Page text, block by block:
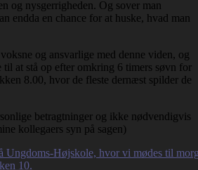
og nysgerrigheden. Og sover man
endda en chance for at huske, hvad man
og ansvarlige med denne viden, og
til at stå op efter omkring 6 timers søvn for
8.00, hvor de fleste dernæst spilder de
betragtninger og ikke nødvendigvis
kollegaers syn på sagen)